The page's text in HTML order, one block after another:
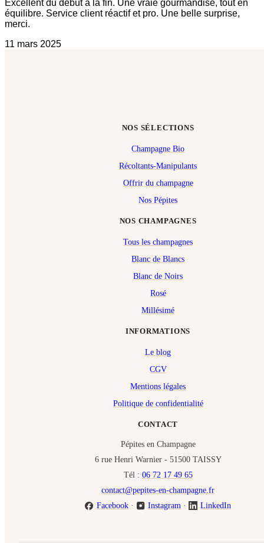
Excellent du début à la fin. Une vraie gourmandise, tout en
équilibre. Service client réactif et pro. Une belle surprise,
merci.
11 mars 2025
NOS CHAMPAGNES
Tous les champagnes
Blanc de Blancs
Blanc de Noirs
Rosé
Millésimé
NOS SÉLECTIONS
Champagne Bio
Récoltants-Manipulants
Offrir du champagne
Nos Pépites
INFORMATIONS
Le blog
CGV
Mentions légales
Politique de confidentialité
CONTACT
Pépites en Champagne
6 rue Henri Warnier - 51500 TAISSY
Tél : 06 72 17 49 65
contact@pepites-en-champagne.fr
Facebook· Instagram · LinkedIn